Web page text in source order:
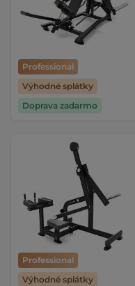
Professional
Výhodné splátky
Doprava zadarmo
Professional
Výhodné splátky